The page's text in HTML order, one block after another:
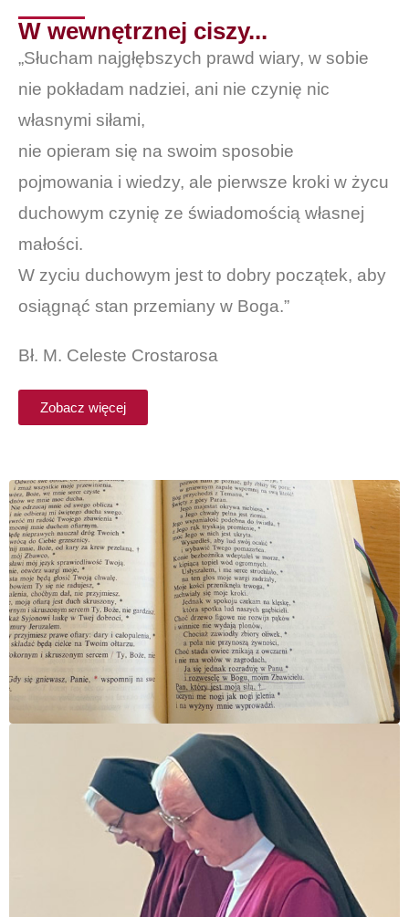
W wewnętrznej ciszy...
„Słucham najgłębszych prawd wiary, w sobie
nie pokładam nadziei, ani nie czynię nic
własnymi siłami,
nie opieram się na swoim sposobie
pojmowania i wiedzy, ale pierwsze kroki w życu
duchowym czynię ze świadomością własnej
małości.
W zyciu duchowym jest to dobry początek, aby
osiągnąć stan przemiany w Boga.”
Bł. M. Celeste Crostarosa
Zobacz więcej